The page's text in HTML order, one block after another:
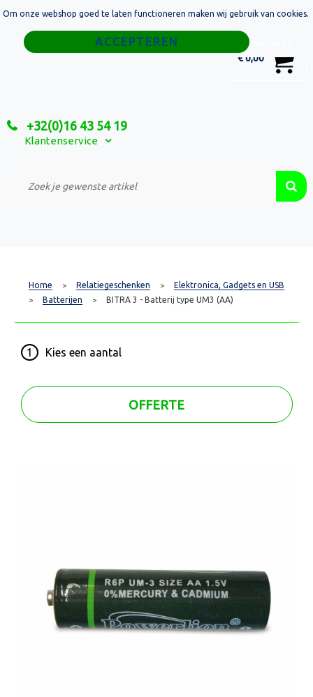
€ 0,00
+32(0)16 43 54 19
Klantenservice
Home
Relatiegeschenken
Custom Made Projecten
Home > Relatiegeschenken > Elektronica, Gadgets en USB
> Batterijen > BITRA 3 - Batterij type UM3 (AA)
1 Kies een aantal
OFFERTE
Om onze webshop goed te laten functioneren maken wij gebruik van cookies.